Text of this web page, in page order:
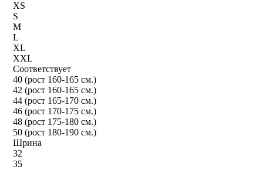
XS
S
M
L
XL
XXL
Соответствует
40 (рост 160-165 см.)
42 (рост 160-165 см.)
44 (рост 165-170 см.)
46 (рост 170-175 см.)
48 (рост 175-180 см.)
50 (рост 180-190 см.)
Шрина
32
35